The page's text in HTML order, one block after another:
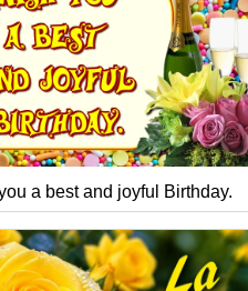
a best and joyful Birthday.